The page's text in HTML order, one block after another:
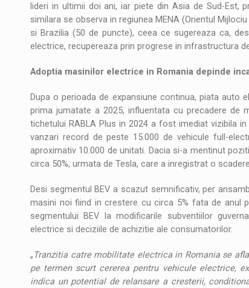
lideri in ultimii doi ani, iar piete din Asia de Sud-Est,
similara se observa in regiunea MENA (Orientul
si Brazilia (50 de puncte), ceea ce sugereaza ca,
electrice, recupereaza prin progrese in infrastructura
Adoptia masinilor electrice in Romania depinde
Dupa o perioada de expansiune continua, piata
prima jumatate a 2025, influentata cu precadere de
tichetului RABLA Plus in 2024 a fost imediat vizibila
vanzari record de peste 15.000 de vehicule full-
aproximativ 10.000 de unitati. Dacia si-a mentinut
circa 50%, urmata de Tesla, care a inregistrat o
Desi segmentul BEV a scazut semnificativ, per
masini noi fiind in crestere cu circa 5% fata de anul
segmentului BEV la modificarile subventiilor
electrice si deciziile de achizitie ale consumatorilor.
„Tranzitia catre mobilitate electrica in Romania se
pe termen scurt cererea pentru vehicule electrice,
indica un potential de relansare a cresterii,